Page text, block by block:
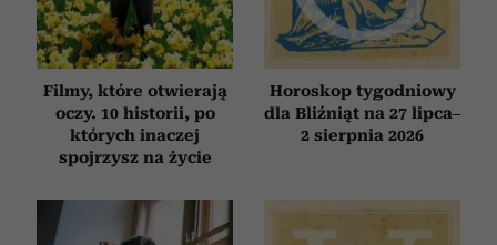
Filmy, które otwierają
oczy. 10 historii, po
których inaczej
spojrzysz na życie
Horoskop tygodniowy
dla Bliźniąt na 27 lipca–
2 sierpnia 2026